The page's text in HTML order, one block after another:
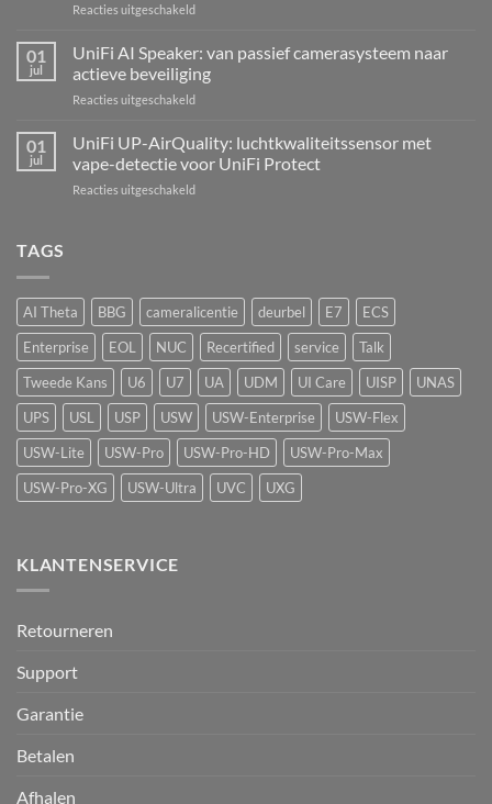
centrale
voor
inbraaksensoren
Reacties uitgeschakeldvoor
de
eerste
hardware-
refresh
de
01
jul
UniFi AI Speaker: van passief camerasysteem naar
actieve beveiliging
Reacties uitgeschakeldvoor
Speaker:
van
passief
01
jul
UniFi UP-AirQuality: luchtkwaliteitssensor met
vape-detectie voor UniFi Protect
Reacties uitgeschakeldvoor
vape-
detectie
voor
UniFi
Protect
TAGS
AI Theta BBG cameralicentie deurbel E7
ECS
Enterprise
EOL NUC Recertified service
Talk
Tweede Kans
U6 U7 UA UDM UI Care UISP
UNAS
UPS
USL USP USW USW-Enterprise
USW-Flex
USW-Lite
USW-Pro USW-Pro-HD
USW-Pro-Max
USW-Pro-XG
USW-Ultra UVC UXG
KLANTENSERVICE
Retourneren
Support
Garantie
Betalen
Afhalen